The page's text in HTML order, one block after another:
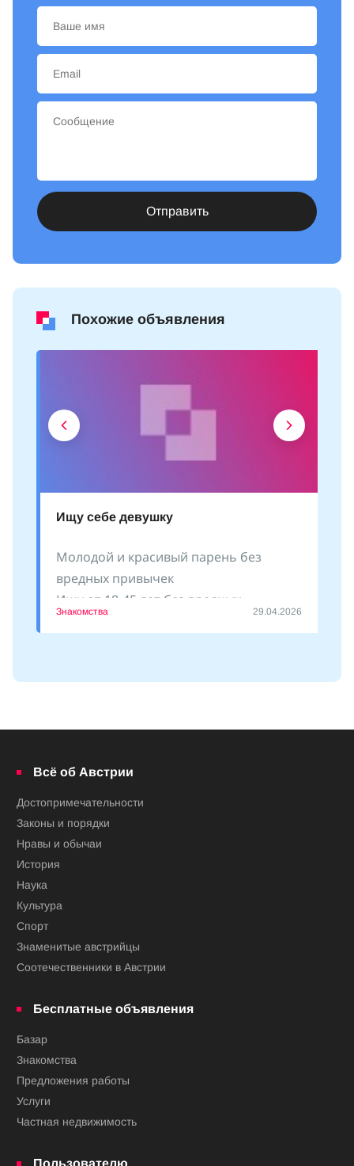
Отправить
Похожие объявления
Ищу себе девушку
Молодой и красивый парень без
вредных привычек
Ищу от 18-45 лет без вредных
привычек
Знакомства 29.04.2026
Всё об Австрии
Достопримечательности
Законы и порядки
Нравы и обычаи
История
Наука
Культура
Спорт
Знаменитые австрийцы
Соотечественники в Австрии
Бесплатные объявления
Базар
Знакомства
Предложения работы
Услуги
Частная недвижимость